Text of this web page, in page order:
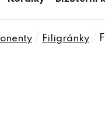
Filigránky